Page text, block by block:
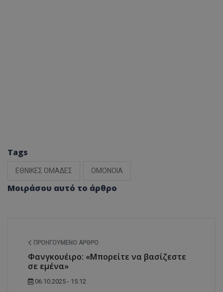
Tags
ΕΘΝΙΚΕΣ ΟΜΑΔΕΣ ΟΜΟΝΟΙΑ
Μοιράσου αυτό το άρθρο
ΠΡΟΗΓΟΎΜΕΝΟ ΆΡΘΡΟ
Φανγκουέιρο: «Μπορείτε να βασίζεστε
σε εμένα»
06.10.2025 - 15:12